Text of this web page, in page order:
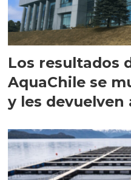
Los resultados
AquaChile se
y les devuelven